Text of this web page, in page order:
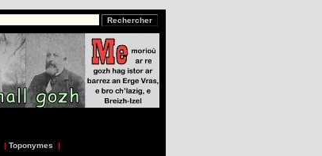
| Toponymes |